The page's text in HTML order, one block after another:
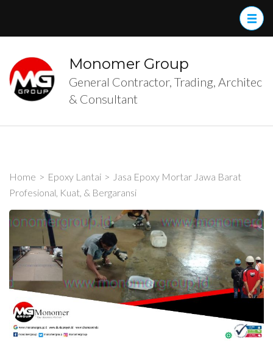
(Press
Enter)
Monomer Group
General Contractor, Trading, Architec
& Consultant
Home > Epoxy Lantai > Jasa Epoxy Mortar Jawa Barat
Profesional, Kuat, & Bergaransi